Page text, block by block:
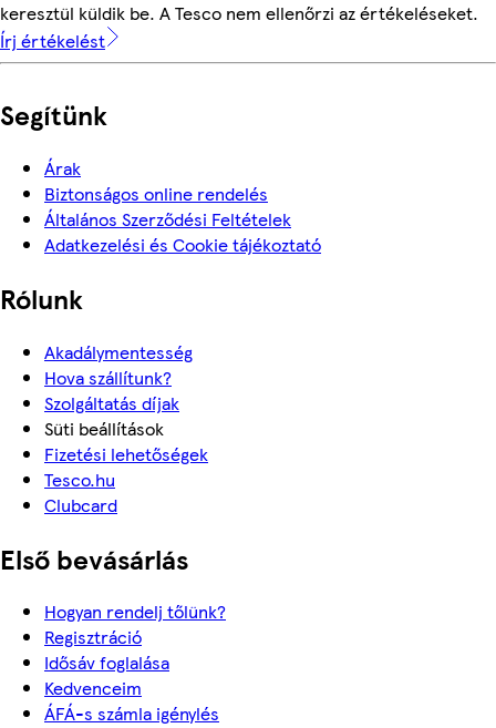
keresztül küldik be. A Tesco nem ellenőrzi az értékeléseket.
Írj értékelést
Segítünk
Árak
Biztonságos online rendelés
Általános Szerződési Feltételek
Adatkezelési és Cookie tájékoztató
Rólunk
Akadálymentesség
Hova szállítunk?
Szolgáltatás díjak
Süti beállítások
Fizetési lehetőségek
Tesco.hu
Clubcard
Első bevásárlás
Hogyan rendelj tőlünk?
Regisztráció
Idősáv foglalása
Kedvenceim
ÁFÁ-s számla igénylés